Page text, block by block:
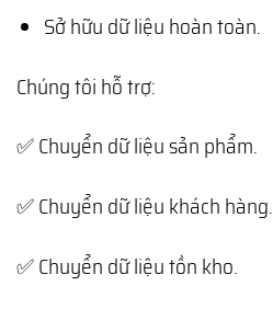
Sở hữu dữ liệu hoàn toàn.
Chúng tôi hỗ trợ:
✅ Chuyển dữ liệu sản phẩm.
✅ Chuyển dữ liệu khách hàng.
✅ Chuyển dữ liệu tồn kho.